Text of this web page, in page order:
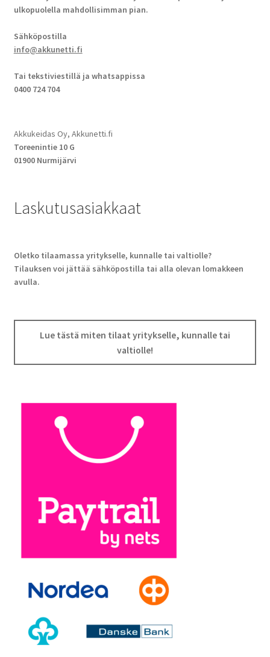
ulkopuolella mahdollisimman pian.
Sähköpostilla
info@akkunetti.fi
Tai tekstiviestillä ja whatsappissa
0400 724 704
Akkukeidas Oy, Akkunetti.fi
Toreenintie 10 G
01900 Nurmijärvi
Laskutusasiakkaat
Oletko tilaamassa yritykselle, kunnalle tai valtiolle?
Tilauksen voi jättää sähköpostilla tai alla olevan lomakkeen
avulla.
Lue tästä miten tilaat yritykselle, kunnalle tai
valtiolle!